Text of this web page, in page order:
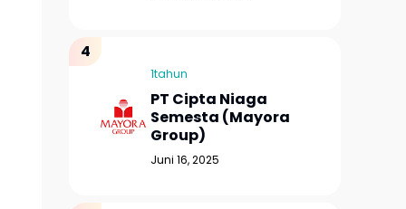
1tahun
PT Cipta Niaga
Semesta (Mayora
Group)
Juni 16, 2025